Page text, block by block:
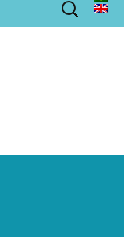
for: